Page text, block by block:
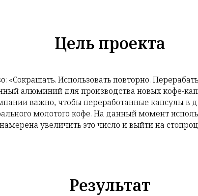
Цель проекта
«Сокращать. Использовать повторно.
алюминий для производства новых кофе-
важно, чтобы переработанные капсулы в
молотого кофе. На данный момент
увеличить это число и выйти на
Результат